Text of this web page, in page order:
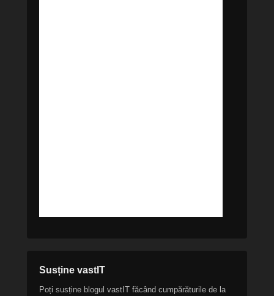
Susține vastIT
Poți susține blogul vastIT făcând cumpărăturile de la